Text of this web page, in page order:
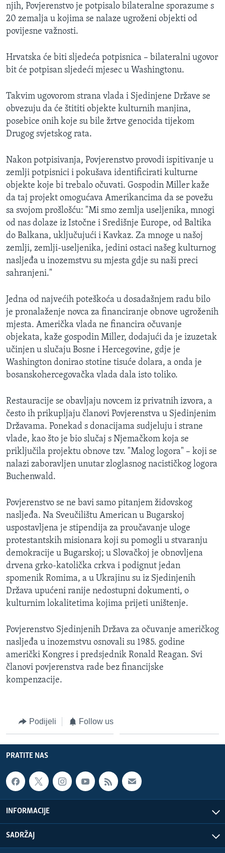
njih, Povjerenstvo je potpisalo bilateralne sporazume s
20 zemalja u kojima se nalaze ugroženi objekti od
povijesne važnosti.
Hrvatska će biti sljedeća potpisnica – bilateralni ugovor
bit će potpisan sljedeći mjesec u Washingtonu.
Takvim ugovorom strana vlada i Sjedinjene Države se
obvezuju da će štititi objekte kulturnih manjina,
posebice onih koje su bile žrtve genocida tijekom
Drugog svjetskog rata.
Nakon potpisivanja, Povjerenstvo provodi ispitivanje u
zemlji potpisnici i pokušava identificirati kulturne
objekte koje bi trebalo očuvati. Gospodin Miller kaže
da taj projekt omogućava Amerikancima da se povežu
sa svojom prošlošću: "Mi smo zemlja useljenika, mnogi
od nas dolaze iz Istočne i Središnje Europe, od Baltika
do Balkana, uključujući i Kavkaz. Za mnoge u našoj
zemlji, zemlji-useljenika, jedini ostaci našeg kulturnog
nasljeđa u inozemstvu su mjesta gdje su naši preci
sahranjeni."
Jedna od najvećih poteškoća u dosadašnjem radu bilo
je pronalaženje novca za financiranje obnove ugroženih
mjesta. Američka vlada ne financira očuvanje
objekata, kaže gospodin Miller, dodajući da je izuzetak
učinjen u slučaju Bosne i Hercegovine, gdje je
Washington donirao stotine tisuće dolara, a onda je
bosanskohercegovačka vlada dala isto toliko.
Restauracije se obavljaju novcem iz privatnih izvora, a
često ih prikupljaju članovi Povjerenstva u Sjedinjenim
Državama. Ponekad s donacijama sudjeluju i strane
vlade, kao što je bio slučaj s Njemačkom koja se
priključila projektu obnove tzv. "Malog logora" – koji se
nalazi zaboravljen unutar zloglasnog nacističkog logora
Buchenwald.
Povjerenstvo se ne bavi samo pitanjem židovskog
nasljeđa. Na Sveučilištu American u Bugarskoj
uspostavljena je stipendija za proučavanje uloge
protestantskih misionara koji su pomogli u stvaranju
demokracije u Bugarskoj; u Slovačkoj je obnovljena
drvena grko-katolička crkva i podignut jedan
spomenik Romima, a u Ukrajinu su iz Sjedinjenih
Država upućeni ranije nedostupni dokumenti, o
kulturnim lokalitetima kojima prijeti uništenje.
Povjerenstvo Sjedinjenih Država za očuvanje američkog
nasljeđa u inozemstvu osnovali su 1985. godine
američki Kongres i predsjednik Ronald Reagan. Svi
članovi povjerenstva rade bez financijske
kompenzacije.
Podijeli Follow us
PRATITE NAS
INFORMACIJE
SADRŽAJ